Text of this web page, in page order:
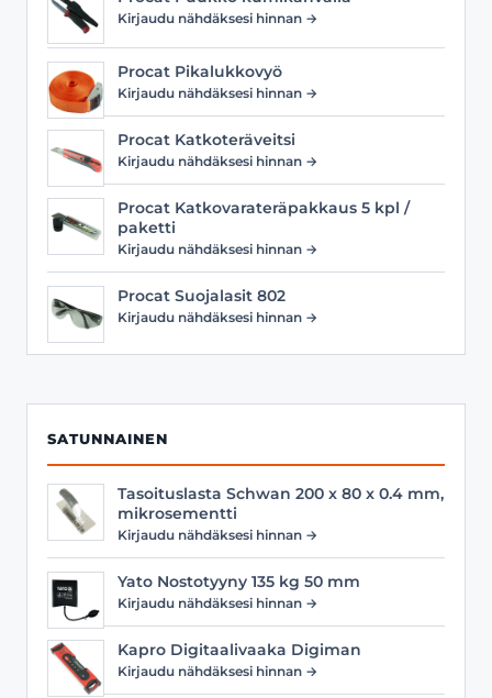
Kirjaudu nähdäksesi hinnan →
Procat Pikalukkovyö
Kirjaudu nähdäksesi hinnan →
Procat Katkoteräveitsi
Kirjaudu nähdäksesi hinnan →
Procat Katkovarateräpakkaus 5 kpl /
paketti
Kirjaudu nähdäksesi hinnan →
Procat Suojalasit 802
Kirjaudu nähdäksesi hinnan →
SATUNNAINEN
Tasoituslasta Schwan 200 x 80 x 0.4 mm,
mikrosementti
Kirjaudu nähdäksesi hinnan →
Yato Nostotyyny 135 kg 50 mm
Kirjaudu nähdäksesi hinnan →
Kapro Digitaalivaaka Digiman
Kirjaudu nähdäksesi hinnan →